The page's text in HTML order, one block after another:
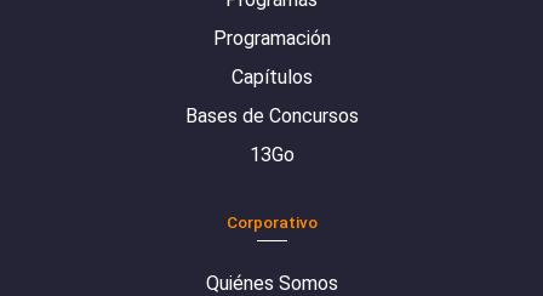
Programación
Capítulos
Bases de Concursos
13Go
Corporativo
Quiénes Somos